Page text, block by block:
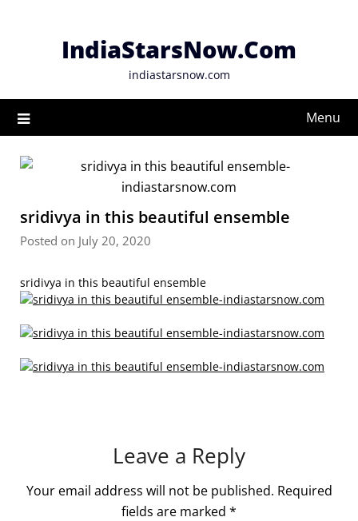
IndiaStarsNow.Com
indiastarsnow.com
Menu
sridivya in this beautiful ensemble
Posted on July 20, 2020
sridivya in this beautiful ensemble
Leave a Reply
Your email address will not be published. Required
fields are marked *